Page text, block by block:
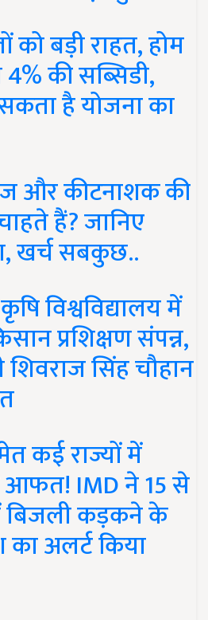
को बड़ी राहत, होम
की सब्सिडी,
है योजना का
और कीटनाशक की
हैं? जानिए
खर्च सबकुछ..
विश्वविद्यालय में
प्रशिक्षण संपन्न,
शिवराज सिंह चौहान
कई राज्यों में
आफत! IMD ने 15 से
बिजली कड़कने के
अलर्ट किया